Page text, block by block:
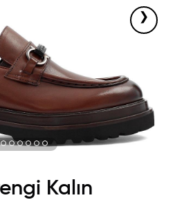
›
Kalın